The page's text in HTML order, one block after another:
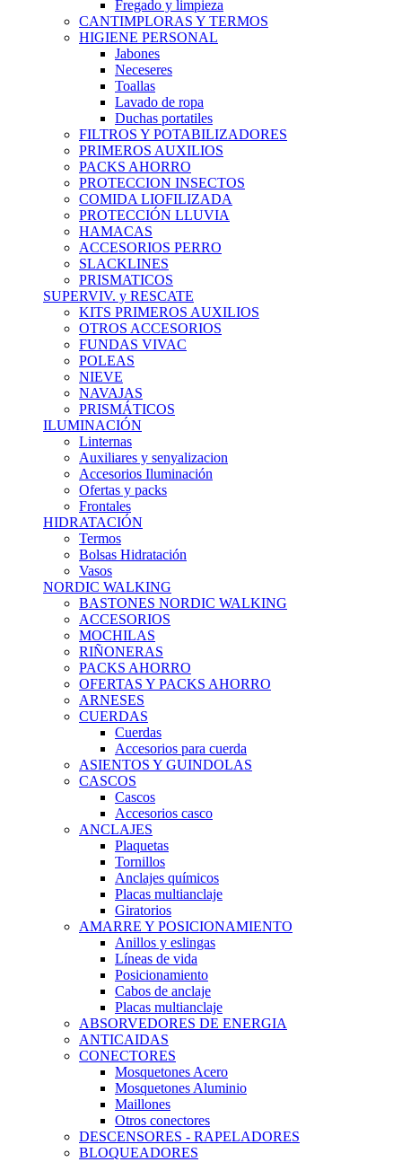
Fregado y limpieza
CANTIMPLORAS Y TERMOS
HIGIENE PERSONAL
Jabones
Neceseres
Toallas
Lavado de ropa
Duchas portatiles
FILTROS Y POTABILIZADORES
PRIMEROS AUXILIOS
PACKS AHORRO
PROTECCION INSECTOS
COMIDA LIOFILIZADA
PROTECCIÓN LLUVIA
HAMACAS
ACCESORIOS PERRO
SLACKLINES
PRISMATICOS
SUPERVIV. y RESCATE
KITS PRIMEROS AUXILIOS
OTROS ACCESORIOS
FUNDAS VIVAC
POLEAS
NIEVE
NAVAJAS
PRISMÁTICOS
ILUMINACIÓN
Linternas
Auxiliares y senyalizacion
Accesorios Iluminación
Ofertas y packs
Frontales
HIDRATACIÓN
Termos
Bolsas Hidratación
Vasos
NORDIC WALKING
BASTONES NORDIC WALKING
ACCESORIOS
MOCHILAS
RIÑONERAS
PACKS AHORRO
OFERTAS Y PACKS AHORRO
ARNESES
CUERDAS
Cuerdas
Accesorios para cuerda
ASIENTOS Y GUINDOLAS
CASCOS
Cascos
Accesorios casco
ANCLAJES
Plaquetas
Tornillos
Anclajes químicos
Placas multianclaje
Giratorios
AMARRE Y POSICIONAMIENTO
Anillos y eslingas
Líneas de vida
Posicionamiento
Cabos de anclaje
Placas multianclaje
ABSORVEDORES DE ENERGIA
ANTICAIDAS
CONECTORES
Mosquetones Acero
Mosquetones Aluminio
Maillones
Otros conectores
DESCENSORES - RAPELADORES
BLOQUEADORES